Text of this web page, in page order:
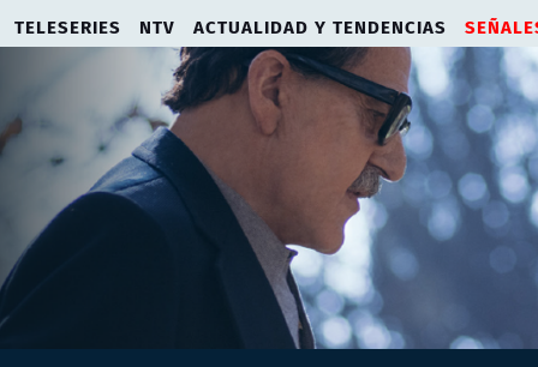
TELESERIES NTV ACTUALIDAD Y TENDENCIAS